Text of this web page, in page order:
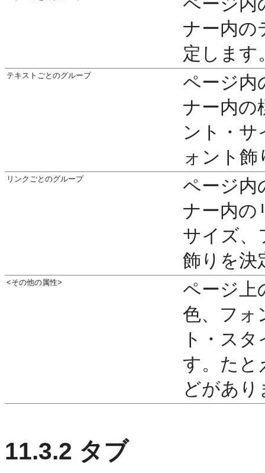
ナー内の
定します
テキストごとのグループ
ページ内
ナー内の
ント・
ォント
リンクごとのグループ
ページ内
ナー内の
サイズ、
飾りを決
<その他の属性>
ページ上
色、フォ
ト・ス
す。たと
どがあり
11.3.2 タブ